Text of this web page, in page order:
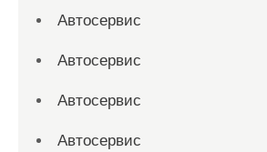
Автосервис
Автосервис
Автосервис
Автосервис